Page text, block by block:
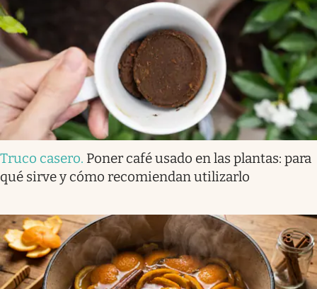
Truco casero. Poner café usado en las plantas: para
qué sirve y cómo recomiendan utilizarlo